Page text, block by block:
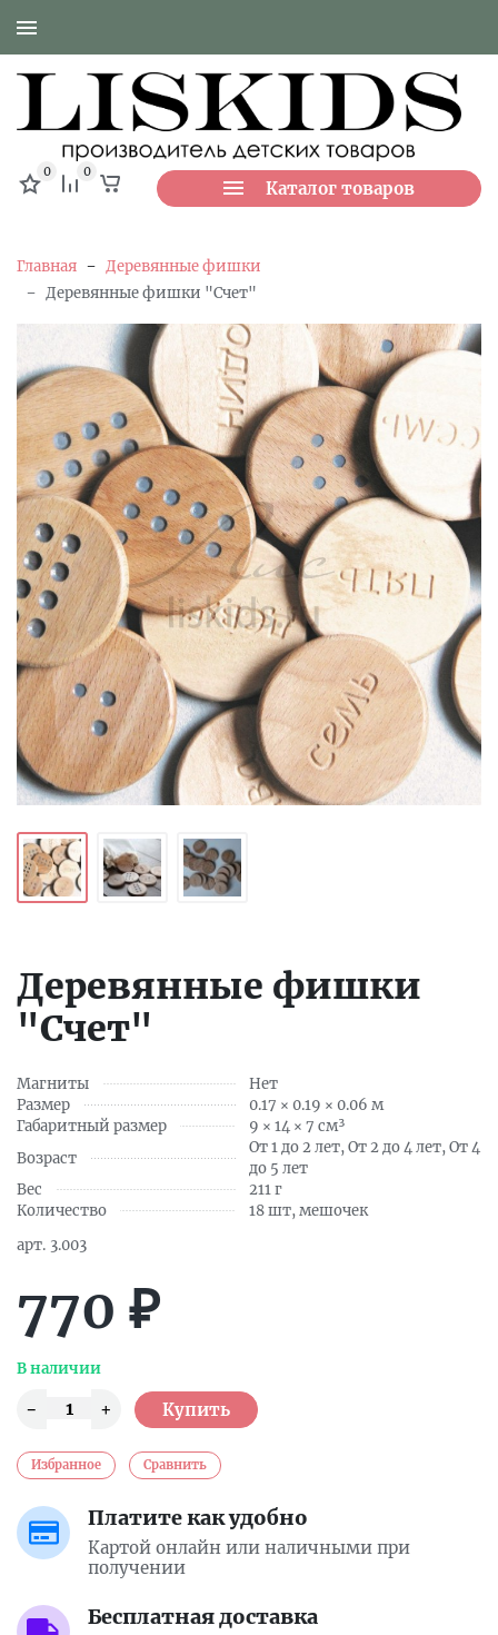
Каталог товаров
0 0
Главная - Деревянные фишки
- Деревянные фишки "Счет"
Деревянные фишки
"Счет"
Магниты
Нет
Размер
0.17 × 0.19 × 0.06 м
Габаритный размер
9 × 14 × 7 см³
Возраст
От 1 до 2 лет, От 2 до 4 лет, От 4
до 5 лет
Вес
211 г
Количество
18 шт, мешочек
арт. 3.003
770 ₽
В наличии
Избранное Сравнить
Платите как удобно
Картой онлайн или наличными при
получении
Бесплатная доставка